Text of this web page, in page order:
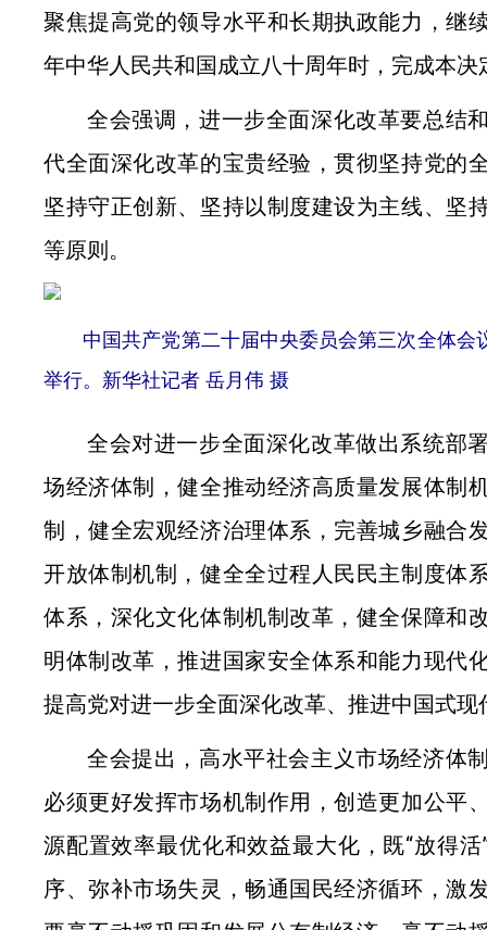
聚焦提高党的领导水平和长期执政能力，继
年中华人民共和国成立八十周年时，完成本
全会强调，进一步全面深化改革要总结
代全面深化改革的宝贵经验，贯彻坚持党的
坚持守正创新、坚持以制度建设为主线、坚
等原则。
中国共产党第二十届中央委员会第三次全体会
举行。新华社记者 岳月伟 摄
全会对进一步全面深化改革做出系统部
场经济体制，健全推动经济高质量发展体制
制，健全宏观经济治理体系，完善城乡融合
开放体制机制，健全全过程人民民主制度体
体系，深化文化体制机制改革，健全保障和
明体制改革，推进国家安全体系和能力现代
提高党对进一步全面深化改革、推进中国式现
全会提出，高水平社会主义市场经济体
必须更好发挥市场机制作用，创造更加公平
源配置效率最优化和效益最大化，既“放得
序、弥补市场失灵，畅通国民经济循环，激